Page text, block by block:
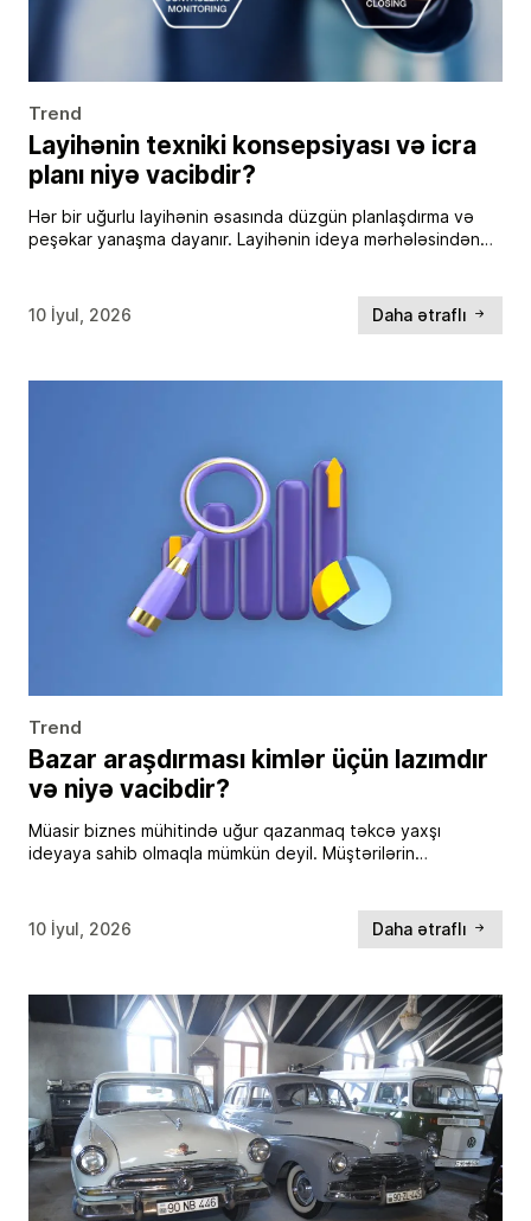
Trend
Layihənin texniki konsepsiyası və icra
planı niyə vacibdir?
Hər bir uğurlu layihənin əsasında düzgün planlaşdırma və
peşəkar yanaşma dayanır. Layihənin ideya mərhələsindən
keyfiyyətindən asılı olur. […]
10 İyul, 2026 Daha ətraflı
Trend
Bazar araşdırması kimlər üçün lazımdır
və niyə vacibdir?
Müasir biznes mühitində uğur qazanmaq təkcə yaxşı
ideyaya sahib olmaqla mümkün deyil. Müştərilərin
şərtlərindəndir. Məhz buna görə bazar […]
10 İyul, 2026 Daha ətraflı